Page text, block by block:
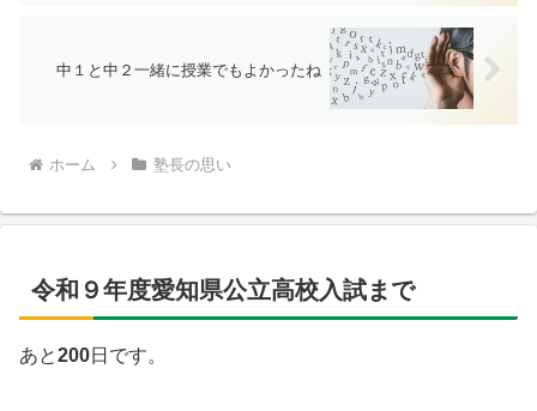
中１と中２一緒に授業でもよかったね
ホーム 塾長の思い
令和９年度愛知県公立高校入試まで
あと200日です。